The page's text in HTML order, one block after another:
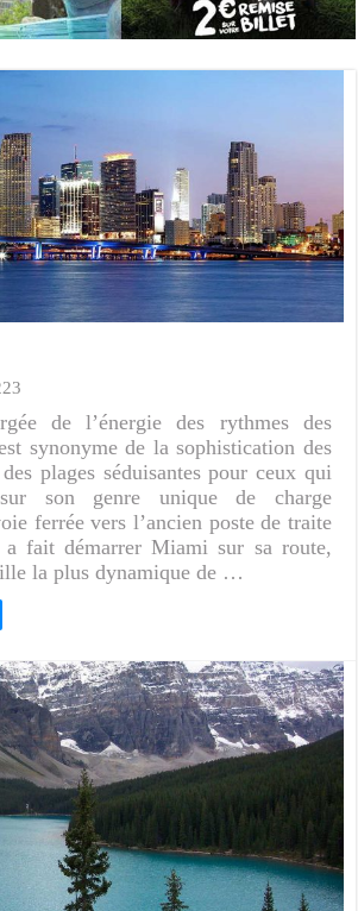
de l’énergie des rythmes des
synonyme de la sophistication des
plages séduisantes pour ceux qui
son genre unique de charge
ferrée vers l’ancien poste de traite
a fait démarrer Miami sur sa route,
la plus dynamique de …